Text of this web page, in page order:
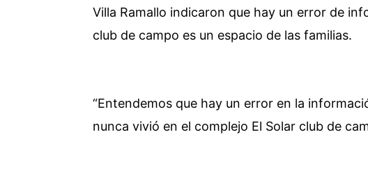
Villa Ramallo indicaron que hay un error de
club de campo es un espacio de las familias.
“Entendemos que hay un error en la
nunca vivió en el complejo El Solar club de